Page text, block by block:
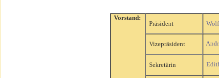
Vorstand:
Präsident
Vizepräsident
Sekretärin